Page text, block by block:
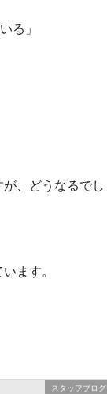
る」
、どうなるでし
ます。
スタッフブログ